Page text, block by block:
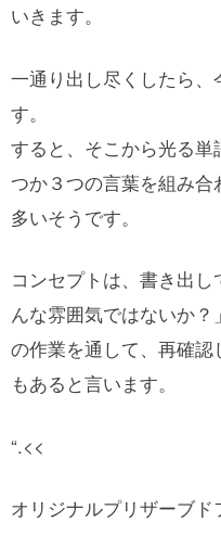
いきます。
一通り出し尽くしたら、
す。
すると、そこから光る単
つか３つの言葉を組み
多いそうです。
コンセプトは、書き出
んな雰囲気ではないか
の作業を通して、再確
もあると言います。
“.<<
オリジナルプリザーブ